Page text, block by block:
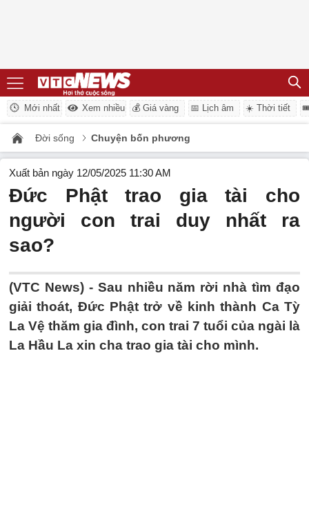
Mới nhất Xem nhiều 💰 Giá vàng 📅 Lịch âm ☀️ Thời tiết
Đời sống Chuyện bốn phương
Xuất bản ngày 12/05/2025 11:30 AM
Đức Phật trao gia tài cho
người con trai duy nhất ra
sao?
(VTC News) - Sau nhiều năm rời nhà tìm đạo
giải thoát, Đức Phật trở về kinh thành Ca Tỳ
La Vệ thăm gia đình, con trai 7 tuổi của ngài là
La Hầu La xin cha trao gia tài cho mình.